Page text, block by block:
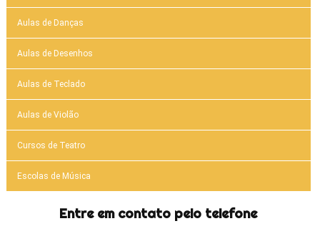
Aulas de Danças
Aulas de Desenhos
Aulas de Teclado
Aulas de Violão
Cursos de Teatro
Escolas de Música
Entre em contato pelo telefone